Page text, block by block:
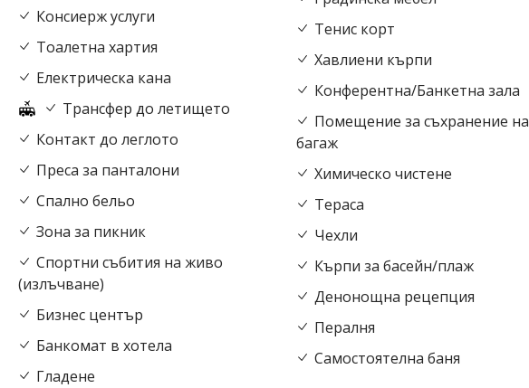
Консиерж услуги
Тоалетна хартия
Електрическа кана
Tрансфер до летището
Контакт до леглото
Преса за панталони
Спално бельо
Зона за пикник
Спортни събития на живо
(излъчване)
Бизнес център
Банкомат в хотела
Гладене
Тенис корт
Хавлиени кърпи
Конферентна/Банкетна зала
Помещение за съхранение на
багаж
Химическо чистене
Тераса
Чехли
Кърпи за басейн/плаж
Денонощна рецепция
Пералня
Самостоятелна баня